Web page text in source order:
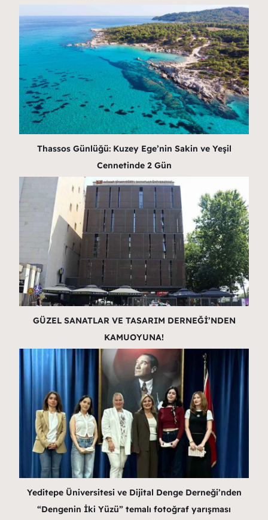
Thassos Günlüğü: Kuzey Ege’nin Sakin ve Yeşil
Cennetinde 2 Gün
GÜZEL SANATLAR VE TASARIM DERNEĞİ’NDEN
KAMUOYUNA!
Yeditepe Üniversitesi ve Dijital Denge Derneği’nden
“Dengenin İki Yüzü” temalı fotoğraf yarışması